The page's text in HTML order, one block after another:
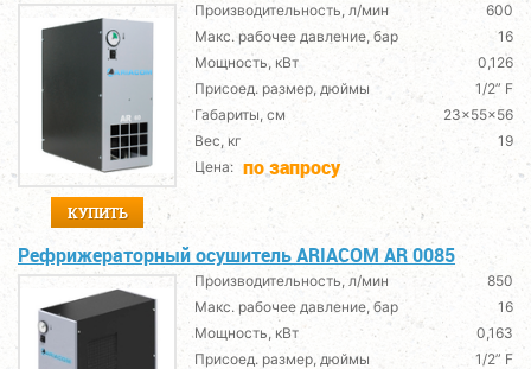
КУПИТЬ
Производительность, л/мин
600
Макс. рабочее давление, бар
16
Мощность, кВт
0,126
Присоед. размер, дюймы
1/2” F
Габариты, см
23x55x56
Вес, кг
19
Цена: по запросу
Рефрижераторный осушитель ARIACOM AR 0085
Производительность, л/мин
850
Макс. рабочее давление, бар
16
Мощность, кВт
0,163
Присоед. размер, дюймы
1/2” F